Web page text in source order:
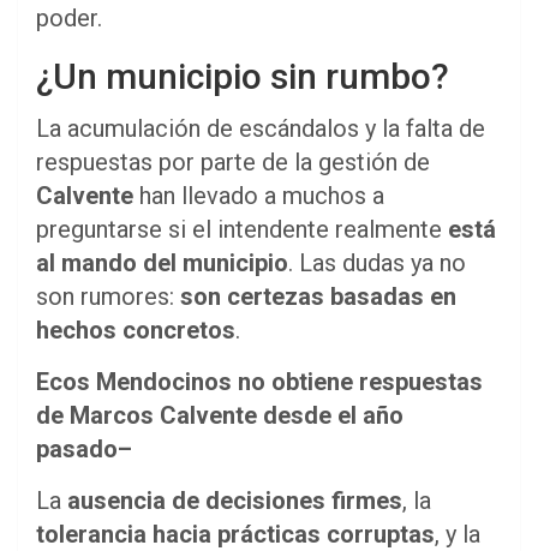
poder.
¿Un municipio sin rumbo?
La acumulación de escándalos y la falta de
respuestas por parte de la gestión de
Calvente han llevado a muchos a
preguntarse si el intendente realmente está
al mando del municipio. Las dudas ya no
son rumores: son certezas basadas en
hechos concretos.
Ecos Mendocinos no obtiene respuestas
de Marcos Calvente desde el año
pasado–
La ausencia de decisiones firmes, la
tolerancia hacia prácticas corruptas, y la